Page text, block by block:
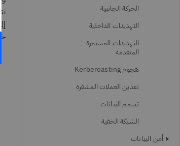
الحركة الجانبية
التهديدات الداخلية
التهديدات المستمرة
المتقدمة
هجوم Kerberoasting
تعدين العملات المشفرة
تسمم البيانات
الشبكة الخفية
أمن البيانات